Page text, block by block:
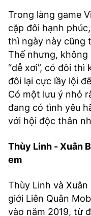
TRA CỨU PHƯỜNG XÃ
CỐNG HIẾN
BÙI XUÂN PHÁI
TIỆN ÍCH
LIÊN HỆ QUẢNG CÁO
MẠNG XÃ HỘI
Trong làng game
cặp đôi hạnh
thì ngày này cũng
Thế nhưng, không
“dễ xơi”, có đôi
đôi lại cực lầy lội
Có một lưu ý nhỏ
đang có tình yêu
với hội độc thân
Thùy Linh - Xuân
em
Thùy Linh và
giới Liên Quân
vào năm 2019, từ